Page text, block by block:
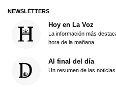
NEWSLETTERS
Hoy en La Voz
La información más
hora de la mañana
Al final del día
Un resumen de las